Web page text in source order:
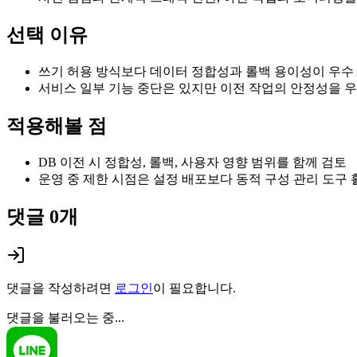
선택 이유
쓰기 허용 방식보다 데이터 정합성과 롤백 용이성이 우수
서비스 일부 기능 중단은 있지만 이전 작업의 안정성을
적용해볼 점
DB 이전 시 정합성, 롤백, 사용자 영향 범위를 함께 검토
운영 중 제한 시점은 설정 배포보다 동적 구성 관리 도구
댓글 0개
댓글을 작성하려면 로그인이 필요합니다.
댓글을 불러오는 중...